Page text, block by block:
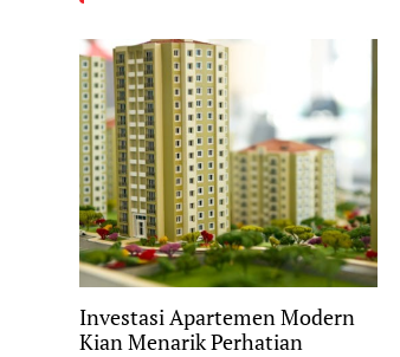
Investasi Apartemen Modern
Kian Menarik Perhatian